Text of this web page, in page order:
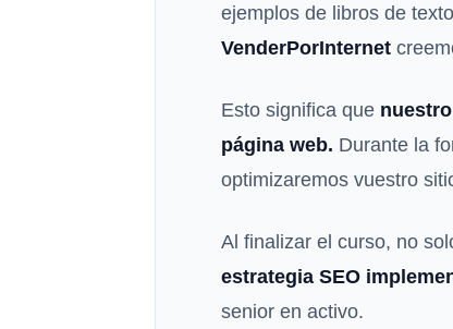
ejemplos de libros de
VenderPorInternet
Esto significa que
página web. Durante la
optimizaremos vuestro
Al finalizar el curso, no
estrategia SEO
senior en activo.